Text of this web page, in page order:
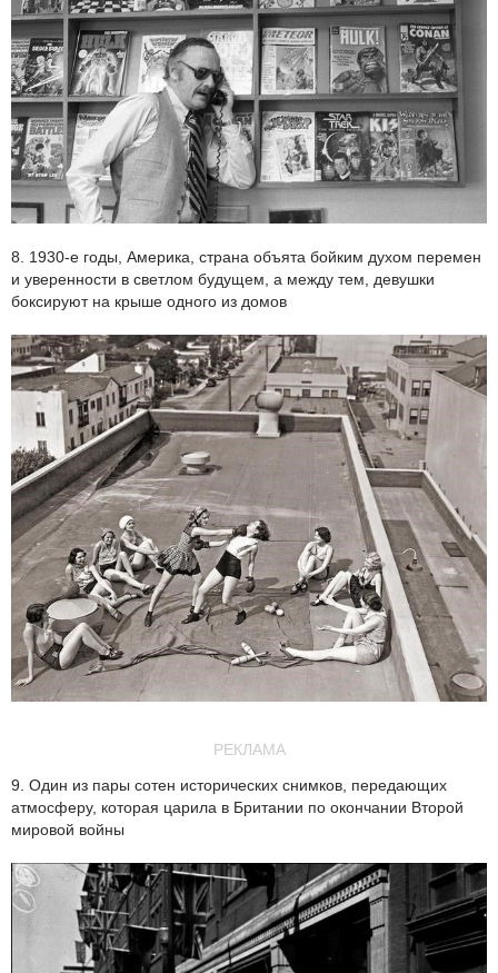
8. 1930-е годы, Америка, страна объята бойким духом перемен
и уверенности в светлом будущем, а между тем, девушки
боксируют на крыше одного из домов
РЕКЛАМА
9. Один из пары сотен исторических снимков, передающих
атмосферу, которая царила в Британии по окончании Второй
мировой войны